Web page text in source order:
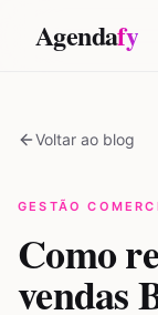
Agendafy
Voltar ao blog
GESTÃO
Como
vendas